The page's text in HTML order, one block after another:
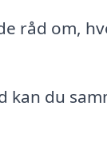
råd om,
kan du